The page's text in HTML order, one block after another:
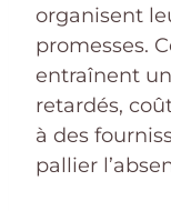
organisent
promesses.
entraînent
retardés,
à des
pallier